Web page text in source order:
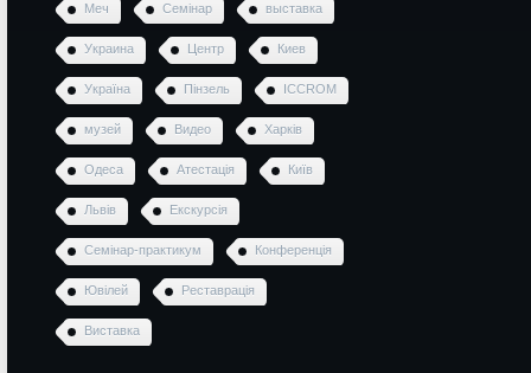
Меч Семінар выставка
Украина Центр Киев
Україна Пінзель ICCROM
музей Видео Харків
Одеса Атестація Київ
Львів Екскурсія
Семінар-практикум Конференція
Ювілей Реставрація
Виставка